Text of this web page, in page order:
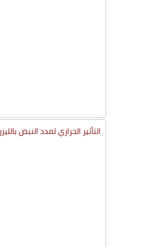
التأثير الحراري لمدد النبض بالليزر Er-YAG على الأسنان أثناء إزالة الشوائب الخزفية